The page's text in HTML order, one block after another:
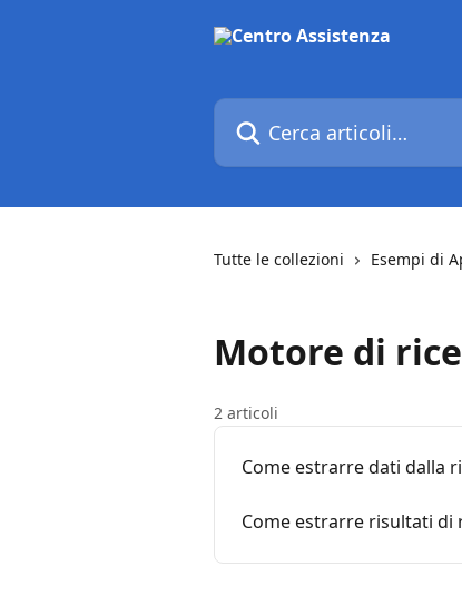
Cerca articoli…
Tutte le collezioni Esempi di
Motore di
2 articoli
Come estrarre dati dalla
Come estrarre risultati di